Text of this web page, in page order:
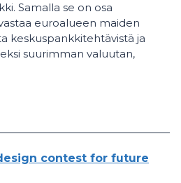
Samalla se on osa
euroalueen maiden
keskuspankkitehtävistä ja
suurimman valuutan,
contest for future